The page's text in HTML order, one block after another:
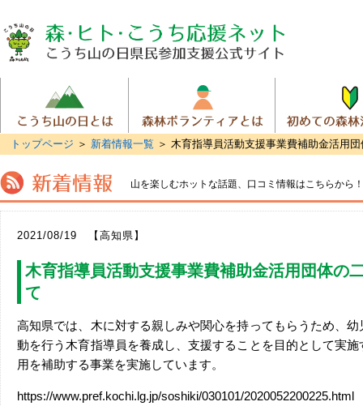
トップページ ＞ 新着情報一覧 ＞ 木育指導員活動支援事業費補助金活用
山を楽しむホットな話題、 口コミ情報はこちらから！
2021/08/19 【高知県】
木育指導員活動支援事業費補助金活用団体の
て
高知県では、木に対する親しみや関心を持ってもらうため、
動を行う木育指導員を養成し、支援することを目的として実
用を補助する事業を実施しています。
https://www.pref.kochi.lg.jp/soshiki/030101/2020052200225.html